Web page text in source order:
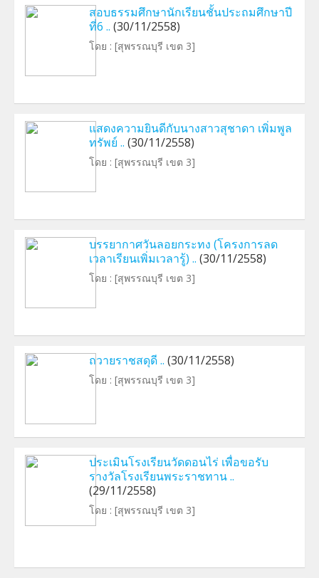
สอบธรรมศึกษานักเรียนชั้นประถมศึกษาปี
ที่6 .. (30/11/2558)
โดย : [สุพรรณบุรี เขต 3]
แสดงความยินดีกับนางสาวสุชาดา เพิ่มพูล
ทรัพย์ .. (30/11/2558)
โดย : [สุพรรณบุรี เขต 3]
บรรยากาศวันลอยกระทง (โครงการลด
เวลาเรียนเพิ่มเวลารู้) .. (30/11/2558)
โดย : [สุพรรณบุรี เขต 3]
ถวายราชสดุดี .. (30/11/2558)
โดย : [สุพรรณบุรี เขต 3]
ประเมินโรงเรียนวัดดอนไร่ เพื่อขอรับ
รางวัลโรงเรียนพระราชทาน ..
(29/11/2558)
โดย : [สุพรรณบุรี เขต 3]